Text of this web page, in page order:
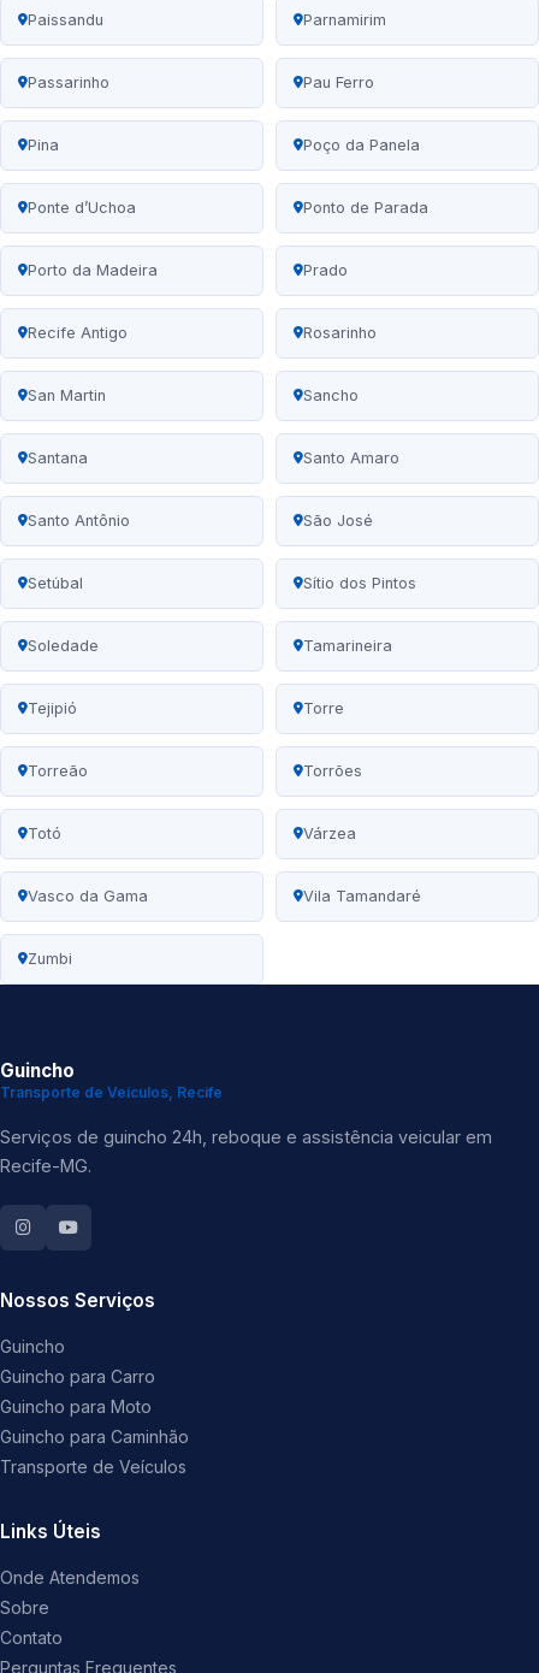
Paissandu Parnamirim
Passarinho Pau Ferro
Pina Poço da Panela
Ponte d’Uchoa Ponto de Parada
Porto da Madeira Prado
Recife Antigo Rosarinho
San Martin Sancho
Santana Santo Amaro
Santo Antônio São José
Setúbal Sítio dos Pintos
Soledade Tamarineira
Tejipió Torre
Torreão Torrões
Totó Várzea
Vasco da Gama Vila Tamandaré
Zumbi
Guincho
Transporte de Veículos, Recife
Serviços de guincho 24h, reboque e assistência veicular em
Recife-MG.
Nossos Serviços
Guincho
Guincho para Carro
Guincho para Moto
Guincho para Caminhão
Transporte de Veículos
Links Úteis
Onde Atendemos
Sobre
Contato
Perguntas Frequentes